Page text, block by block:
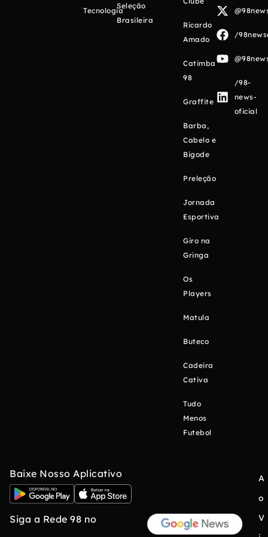
Tecnologia
Seleção
Brasileira
Ricardo
Amado
Catimba
98
Graffite
Barba,
Cabelo e
Bigode
Preleção
Jornada
Esportiva
Giro na
Gringa
Os
Players
Matula
Buteco
Cadeira
Cativa
Tudo
Menos
Futebol
/
/98-
news-
oficial
Baixe Nosso Aplicativo
Siga a Rede 98 no
A
o
V